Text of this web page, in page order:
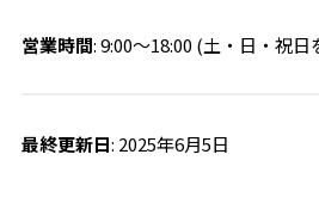
営業時間: 9:00～18:00 (土・日・祝日
最終更新日: 2025年6月5日